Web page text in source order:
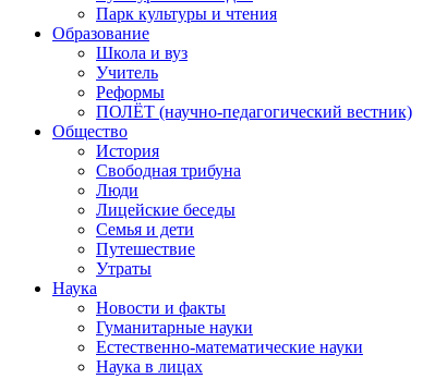
Парк культуры и чтения
Образование
Школа и вуз
Учитель
Реформы
ПОЛЁТ (научно-педагогический вестник)
Общество
История
Свободная трибуна
Люди
Лицейские беседы
Семья и дети
Путешествие
Утраты
Наука
Новости и факты
Гуманитарные науки
Естественно-математические науки
Наука в лицах